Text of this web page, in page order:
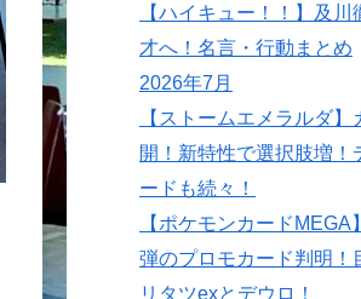
【ハイキュー！！】及
才へ！名言・行動まとめ
2026年7月
【ストームエメラルダ
開！新特性で選択肢増！
ードも続々！
【ポケモンカード
弾のプロモカード判明！
リタツexとデウロ！